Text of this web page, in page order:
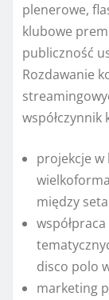
plenerowe,
klubowe
publiczność
Rozdawanie
współczynnik
projekcje w
między
disco polo
marketing